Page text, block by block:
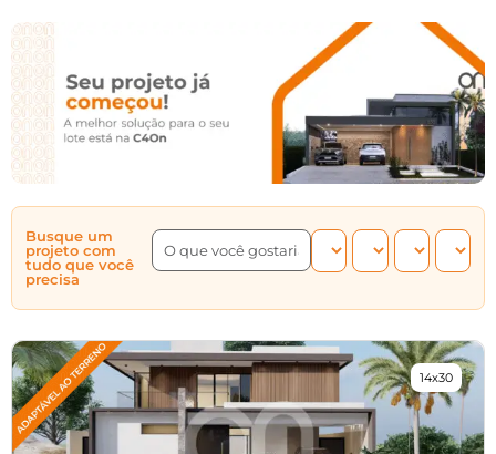
Busque um
projeto com
tudo que você
precisa
14x30